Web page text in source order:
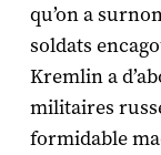
qu’on a
soldats
Kremlin a
militaires
formidable